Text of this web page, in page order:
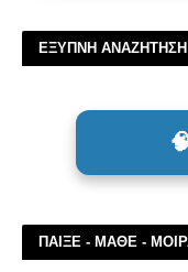
ΕΞΥΠΝΗ ΑΝΑΖΗΤΗΣΗ
ΠΑΙΞΕ - ΜΑΘΕ -